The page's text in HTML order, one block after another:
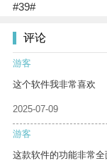
#39#
评论
游客
这个软件我非常喜欢
2025-07-09
游客
这款软件的功能非常全